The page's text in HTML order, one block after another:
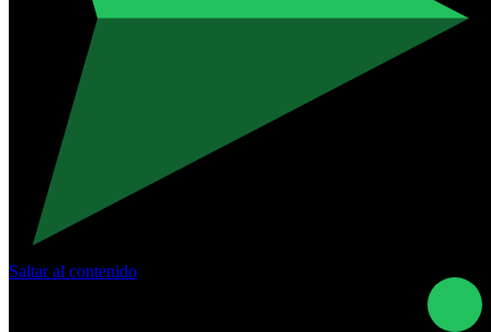
Saltar al contenido